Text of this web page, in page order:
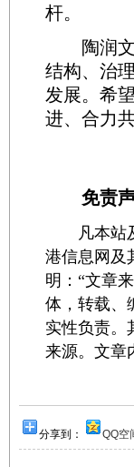
杆。
陶润文
结构、治
发展。希
进、合力
免责
凡本站及
港信息网及
明：“文章
体，转载、
实性负责。
来源。文章
分享到： QQ空